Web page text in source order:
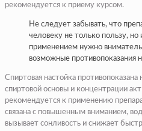
рекомендуется к приему курсом.
Не следует забывать, что
человеку не только пользу,
применением нужно
возможные противопоказания
Спиртовая настойка
спиртовой основы и концентрации
рекомендуется к применению
связана с повышенным вниманием,
вызывает сонливость и снижает